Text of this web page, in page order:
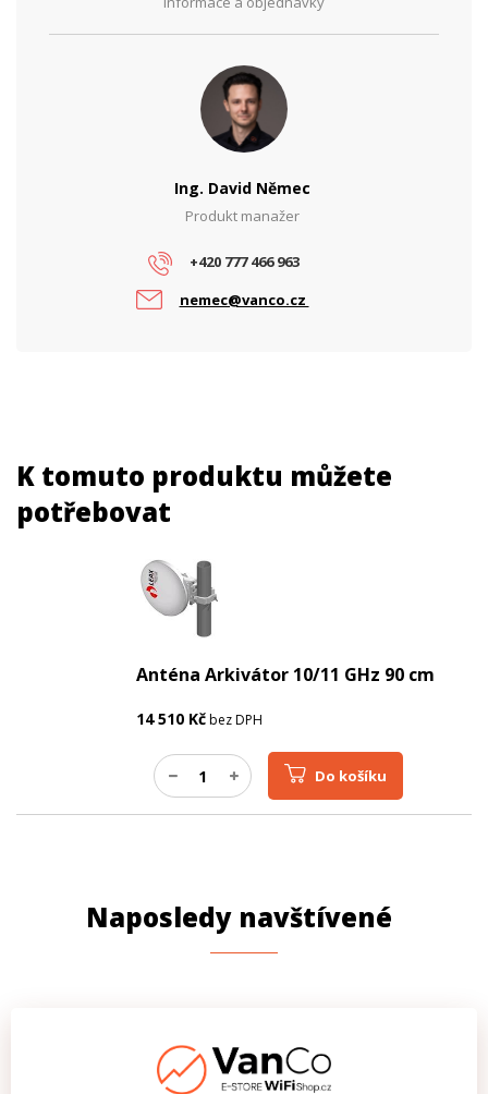
Ing. David Němec
Produkt manažer
+420 777 466 963
nemec@vanco.cz
K tomuto produktu můžete
potřebovat
Anténa Arkivátor 10/11 GHz 90 cm
14 510 Kčbez DPH
Do košíku
Naposledy navštívené